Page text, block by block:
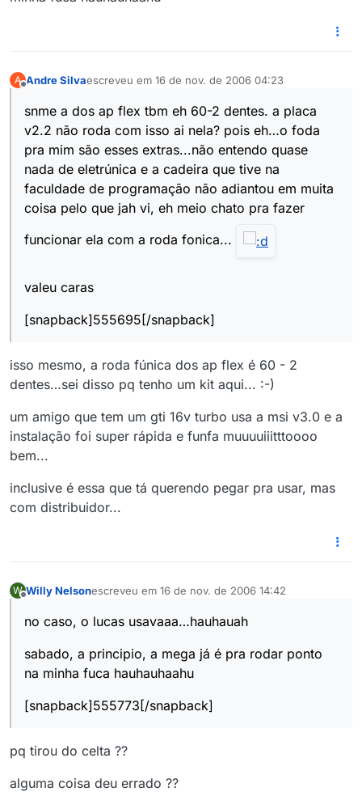
A Andre Silvaescreveu em 16 de nov. de 2006 04:23
última edição por
snme a dos ap flex tbm eh 60-2 dentes. a placa
v2.2 não roda com isso ai nela? pois eh…o foda
pra mim são esses extras...não entendo quase
nada de eletrúnica e a cadeira que tive na
faculdade de programação não adiantou em muita
coisa pelo que jah vi, eh meio chato pra fazer
funcionar ela com a roda fonica...
valeu caras
[snapback]555695[/snapback]
isso mesmo, a roda fúnica dos ap flex é 60 - 2
dentes…sei disso pq tenho um kit aqui... :-)
um amigo que tem um gti 16v turbo usa a msi v3.0 e a
instalação foi super rápida e funfa muuuuiiitttoooo
bem...
inclusive é essa que tá querendo pegar pra usar, mas
com distribuidor...
W Willy Nelsonescreveu em 16 de nov. de 2006 14:42
última edição por
no caso, o lucas usavaaa…hauhauah
sabado, a principio, a mega já é pra rodar ponto
na minha fuca hauhauhaahu
[snapback]555773[/snapback]
pq tirou do celta ??
alguma coisa deu errado ??